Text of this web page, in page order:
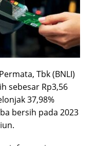
Tbk (BNLI)
sebesar Rp3,56
37,98%
bersih pada 2023